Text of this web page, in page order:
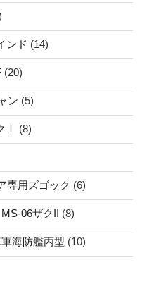
ンド (14)
(20)
ン (5)
Ⅰ (8)
用ズゴック (6)
06ザクII (8)
海防艦丙型 (10)